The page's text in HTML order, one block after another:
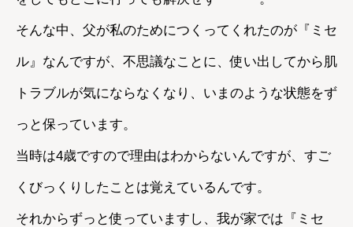
そんな中、父が私のためにつくってくれたのが『ミセ
ル』なんですが、不思議なことに、使い出してから肌
トラブルが気にならなくなり、いまのような状態をず
っと保っています。
当時は4歳ですので理由はわからないんですが、すご
くびっくりしたことは覚えているんです。
それからずっと使っていますし、我が家では『ミセ